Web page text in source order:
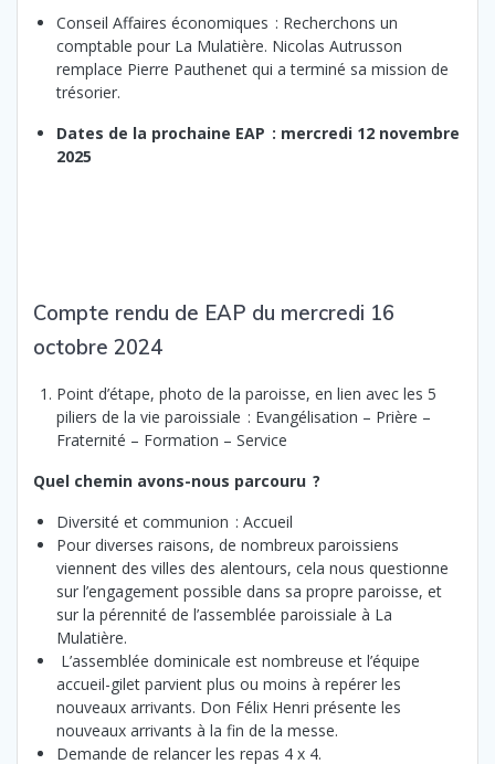
Conseil Affaires économiques : Recherchons un
comptable pour La Mulatière. Nicolas Autrusson
remplace Pierre Pauthenet qui a terminé sa mission de
trésorier.
Dates de la prochaine EAP : mercredi 12 novembre
2025
Compte rendu de EAP du mercredi 16
octobre 2024
Point d’étape, photo de la paroisse, en lien avec les 5
piliers de la vie paroissiale : Evangélisation – Prière –
Fraternité – Formation – Service
Quel chemin avons-nous parcouru ?
Diversité et communion : Accueil
Pour diverses raisons, de nombreux paroissiens
viennent des villes des alentours, cela nous questionne
sur l’engagement possible dans sa propre paroisse, et
sur la pérennité de l’assemblée paroissiale à La
Mulatière.
L’assemblée dominicale est nombreuse et l’équipe
accueil-gilet parvient plus ou moins à repérer les
nouveaux arrivants. Don Félix Henri présente les
nouveaux arrivants à la fin de la messe.
Demande de relancer les repas 4 x 4.